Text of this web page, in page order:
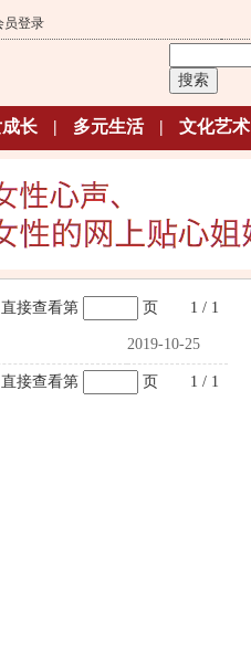
员登录
长 | 多元生活 | 文化艺术
直接查看第 页 1 / 1
2019-10-25
直接查看第 页 1 / 1